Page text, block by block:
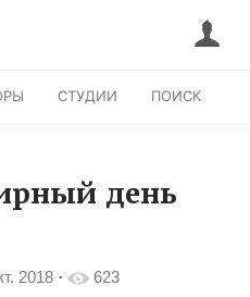
СТУДИИ ПОИСК
день
2018 · 623